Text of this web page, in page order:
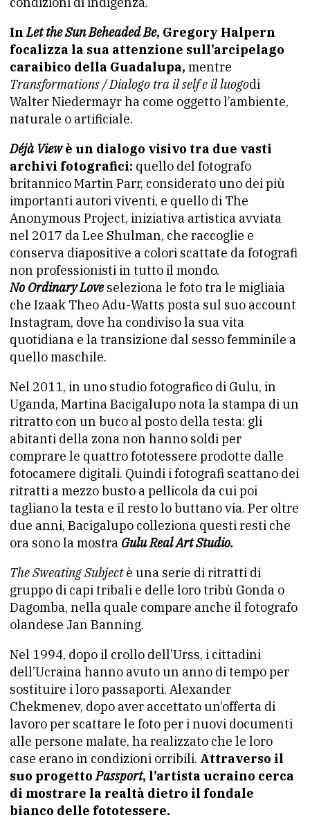
InLet the Sun Beheaded Be, Gregory Halpern
focalizza la sua attenzione sull’arcipelago
caraibico della Guadalupa, mentre
Transformations / Dialogo tra il self e il luogodi
Walter Niedermayr ha come oggetto l’ambiente,
naturale o artificiale.
Déjà Viewè un dialogo visivo tra due vasti
archivi fotografici: quello del fotografo
britannico Martin Parr, considerato uno dei più
importanti autori viventi, e quello di The
Anonymous Project, iniziativa artistica avviata
nel 2017 da Lee Shulman, che raccoglie e
conserva diapositive a colori scattate da fotografi
non professionisti in tutto il mondo.
No Ordinary Loveseleziona le fototra le migliaia
che Izaak Theo Adu-Watts posta sul suo account
Instagram, dove ha condiviso la sua vita
quotidiana e la transizione dal sesso femminile a
quello maschile.
Nel 2011, in uno studio fotografico di Gulu, in
Uganda, Martina Bacigalupo nota la stampa di un
ritratto con un buco al posto della testa: gli
abitanti della zona non hanno soldi per
comprare le quattro fototessere prodotte dalle
fotocamere digitali. Quindi i fotografi scattano dei
ritratti a mezzo busto a pellicola da cui poi
tagliano la testa e il resto lo buttano via. Per oltre
due anni, Bacigalupo colleziona questi resti che
ora sono la mostra Gulu Real Art Studio.
The Sweating Subjectè una serie di ritratti di
gruppo di capi tribali e delle loro tribù Gonda o
Dagomba, nella quale compare anche il fotografo
olandese Jan Banning.
Nel 1994, dopo il crollo dell’Urss, i cittadini
dell’Ucraina hanno avuto un anno di tempo per
sostituire i loro passaporti. Alexander
Chekmenev, dopo aver accettato un’offerta di
lavoro per scattare le foto per i nuovi documenti
alle persone malate, ha realizzato che le loro
case erano in condizioni orribili. Attraverso il
suo progettoPassport, l’artista ucraino cerca
di mostrare la realtà dietro il fondale
bianco delle fototessere.